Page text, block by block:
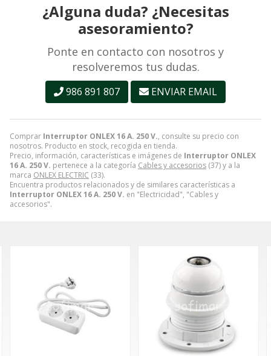
Comprar Interruptor ONLEX 16 A. 250 V., consulte su precio con
nosotros. Producto en stock, recogida en tienda.
Precio, información, características e imágenes de Interruptor ONLEX
16 A. 250 V. pertenece a la categoría Cables y accesorios (37) y a la
marca ONLEX ELECTRIC (33).
Encuentra productos relacionados y de similares características a
Interruptor ONLEX 16 A. 250 V. en "Electricidad", "Cables y
accesorios".
¿Alguna duda? ¿Necesitas
asesoramiento?
Ponte en contacto con nosotros y
resolveremos tus dudas.
986 891 807 ENVIAR EMAIL